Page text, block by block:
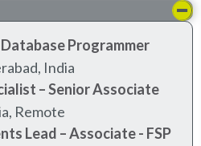
Programmer
india
– Senior Associate
Remote
Lead – Associate - FSP